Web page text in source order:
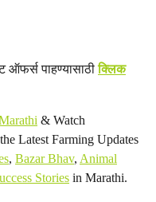
ऑफर्स पाहण्यासाठीक्लिक
& Watch
Latest Farming Updates
, Bazar Bhav, Animal
Stories in Marathi.